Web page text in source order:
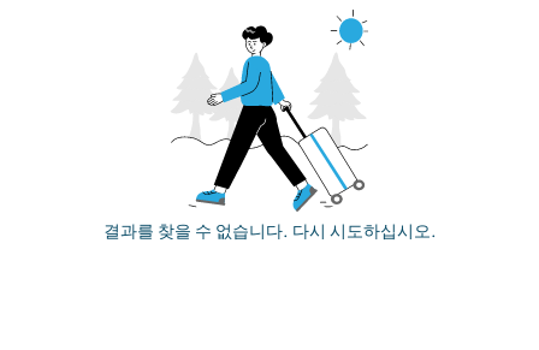
결과를 찾을 수 없습니다. 다시 시도하십시오.